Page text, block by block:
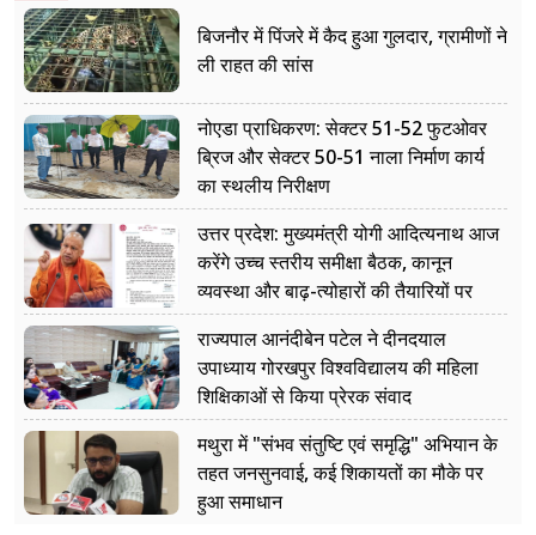
बिजनौर में पिंजरे में कैद हुआ गुलदार, ग्रामीणों ने
ली राहत की सांस
नोएडा प्राधिकरण: सेक्टर 51-52 फुटओवर
ब्रिज और सेक्टर 50-51 नाला निर्माण कार्य
का स्थलीय निरीक्षण
उत्तर प्रदेश: मुख्यमंत्री योगी आदित्यनाथ आज
करेंगे उच्च स्तरीय समीक्षा बैठक, कानून
व्यवस्था और बाढ़-त्योहारों की तैयारियों पर
नजर
राज्यपाल आनंदीबेन पटेल ने दीनदयाल
उपाध्याय गोरखपुर विश्वविद्यालय की महिला
शिक्षिकाओं से किया प्रेरक संवाद
मथुरा में "संभव संतुष्टि एवं समृद्धि" अभियान के
तहत जनसुनवाई, कई शिकायतों का मौके पर
हुआ समाधान